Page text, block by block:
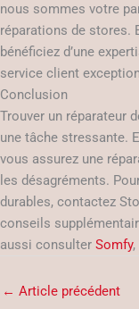
nous sommes votre
réparations de stores.
bénéficiez d’une
service client
Conclusion
Trouver un réparateur
une tâche stressante.
vous assurez une
les désagréments.
durables, contactez
conseils
aussi consulter Somfy,
← Article précédent